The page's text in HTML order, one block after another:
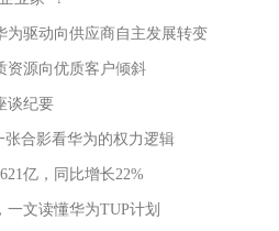
为驱动向供应商自主发展转变
资源向优质客户倾斜
谈纪要
张合影看华为的权力逻辑
亿，同比增长22%
一文读懂华为TUP计划